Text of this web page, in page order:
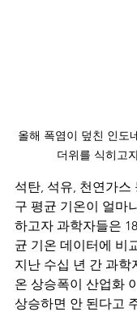
올해 폭염이 덮친 인도
더위를 식히고
석탄, 석유, 천연가스
구 평균 기온이 얼마
하고자 과학자들은
균 기온 데이터에 비
지난 수십 년 간 과학
온 상승폭이 산업화
상승하면 안 된다고